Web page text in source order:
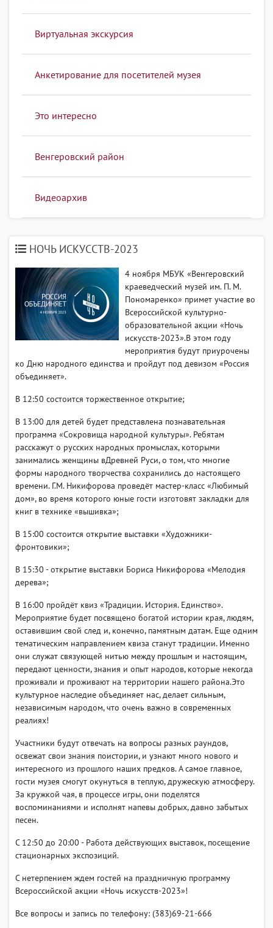
Виртуальная экскурсия
Анкетирование для посетителей музея
Это интересно
Венгеровский район
Видеоархив
НОЧЬ ИСКУССТВ-2023
4 ноября МБУК «Венгеровский
краеведческий музей им. П. М.
Пономаренко» примет участие во
Всероссийской культурно-
образовательной акции «Ночь
искусств-2023».В этом году
мероприятия будут приурочены
ко Дню народного единства и пройдут под девизом «Россия
объединяет».
В 12:50 состоится торжественное открытие;
В 13:00 для детей будет представлена познавательная
программа «Сокровища народной культуры». Ребятам
расскажут о русских народных промыслах, которыми
занимались женщины вДревней Руси, о том, что многие
формы народного творчества сохранились до настоящего
времени. Г.М. Никифорова проведёт мастер-класс «Любимый
дом», во время которого юные гости изготовят закладки для
книг в технике «вышивка»;
В 15:00 состоится открытие выставки «Художники-
фронтовики»;
В 15:30 - открытие выставки Бориса Никифорова «Мелодия
дерева»;
В 16:00 пройдёт квиз «Традиции. История. Единство».
Мероприятие будет посвящено богатой истории края, людям,
оставившим свой след и, конечно, памятным датам. Еще одним
тематическим направлением квиза станут традиции. Именно
они служат связующей нитью между прошлым и настоящим,
передают ценности, знания и опыт народов, которые некогда
проживали и проживают на территории нашего района.Это
культурное наследие объединяет нас, делает сильным,
независимым народом, что очень важно в современных
реалиях!
Участники будут отвечать на вопросы разных раундов,
освежат свои знания поистории, и узнают много нового и
интересного из прошлого наших предков. А самое главное,
гости музея смогут окунуться в теплую, дружескую атмосферу.
За кружкой чая, в процессе игры, они поделятся
воспоминаниями и исполнят напевы добрых, давно забытых
песен.
С 12:50 до 20:00 - Работа действующих выставок, посещение
стационарных экспозиций.
С нетерпением ждем гостей на праздничную программу
Всероссийской акции «Ночь искусств-2023»!
Все вопросы и запись по телефону: (383)69-21-666